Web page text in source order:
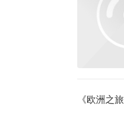
《欧洲之